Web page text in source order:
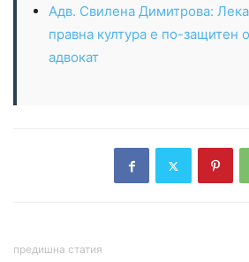
Адв. Свилена Димитрова:
правна култура е по-защитен
адвокат
предишна статия